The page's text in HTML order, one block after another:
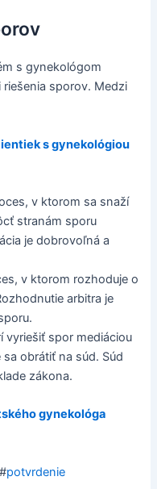
s gynekológom
sporov. Medzi
s gynekológiou
v ktorom sa snaží
stranám sporu
je dobrovoľná a
v ktorom rozhoduje o
arbitra je
vyriešiť spor mediáciou
obrátiť na súd. Súd
zákona.
gynekológa
#potvrdenie